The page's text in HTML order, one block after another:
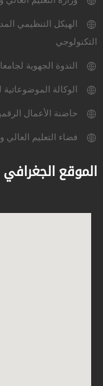
الهيكل التنظيمي
التكنولوجي
الندوة الجهوية
الوكالة الموضوعاتية
حاضنة الأعمال
فضاء التعليم العالي
الموقع الجغرافي